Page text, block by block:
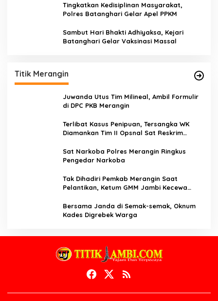
Tingkatkan Kedisiplinan Masyarakat,
Polres Batanghari Gelar Apel PPKM
Sambut Hari Bhakti Adhiyaksa, Kejari
Batanghari Gelar Vaksinasi Massal
Titik Merangin
Juwanda Utus Tim Milineal, Ambil Formulir
di DPC PKB Merangin
Terlibat Kasus Penipuan, Tersangka WK
Diamankan Tim II Opsnal Sat Reskrim
Sat Narkoba Polres Merangin Ringkus
Pengedar Narkoba
Tak Dihadiri Pemkab Merangin Saat
Pelantikan, Ketum GMM Jambi Kecewa
Bersama Janda di Semak-semak, Oknum
Kades Digrebek Warga